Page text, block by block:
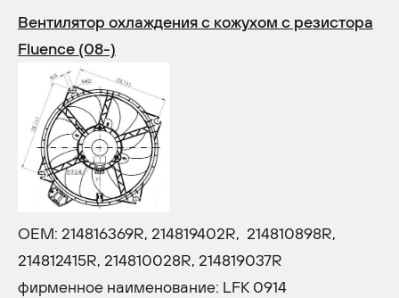
Вентилятор охлаждения с кожухом с резистора
Fluence (08-)
OEM: 214816369R, 214819402R, 214810898R,
214812415R, 214810028R, 214819037R
фирменное наименование: LFK 0914